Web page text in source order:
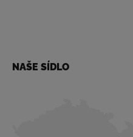
NAŠE SÍDLO